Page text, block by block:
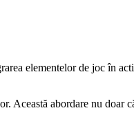
elementelor de joc în
Această abordare nu doar